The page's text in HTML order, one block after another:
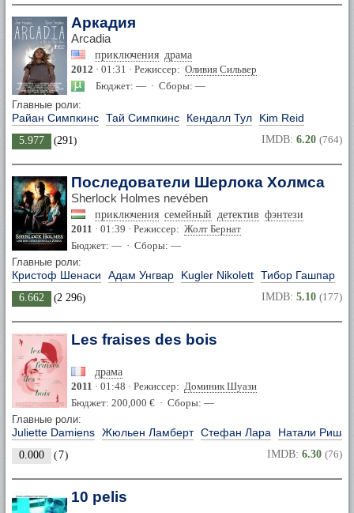
Аркадия
Arcadia
приключения драма
2012 · 01:31 · Режиссер: Оливия Сильвер
Бюджет: — · Сборы: —
Главные роли:
Райан Симпкинс Тай Симпкинс Кендалл Тул Kim Reid
5.977 (291) IMDB: 6.20 (764)
Последователи Шерлока Холмса
Sherlock Holmes nevében
приключения семейный детектив фэнтези
2011 · 01:39 · Режиссер: Жолт Бернат
Бюджет: — · Сборы: —
Главные роли:
Кристоф Шенаси Адам Унгвар Kugler Nikolett Тибор Гашпар
6.662 (2 296) IMDB: 5.10 (177)
Les fraises des bois
драма
2011 · 01:48 · Режиссер: Доминик Шуази
Бюджет: 200,000 € · Сборы: —
Главные роли:
Juliette Damiens Жюльен Ламберт Стефан Лара Натали Ришар
0.000 ( 7) IMDB: 6.30 (76)
10 pelis